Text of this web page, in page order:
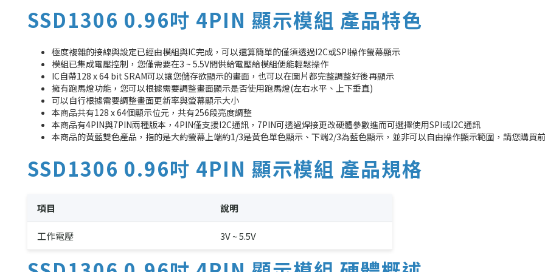
SSD1306 0.96吋 4PIN 顯示模組 產品特色
極度複雜的接線與設定已經由模組與IC完成，可以還算簡單的僅須透過I2C或SPI操作螢幕顯示
模組已集成電壓控制，您僅需要在3 ~ 5.5V間供給電壓給模組便能輕鬆操作
IC自帶128 x 64 bit SRAM可以讓您儲存欲顯示的畫面，也可以在圖片都完整調整好後再顯示
擁有跑馬燈功能，您可以根據需要調整畫面顯示是否使用跑馬燈(左右水平、上下垂直)
可以自行根據需要調整畫面更新率與螢幕顯示大小
本商品共有128 x 64個顯示位元，共有256段亮度調整
本商品有4PIN與7PIN兩種版本，4PIN僅支援I2C通訊，7PIN可透過焊接更改硬體參數進而可選擇使用SPI或I2C通訊
本商品的黃藍雙色產品，指的是大約螢幕上端約1/3是黃色單色顯示、下端2/3為藍色顯示，並非可以自由操作顯示範圍，請您購買
SSD1306 0.96吋 4PIN 顯示模組 產品規格
項目 說明
工作電壓 3V ~ 5.5V